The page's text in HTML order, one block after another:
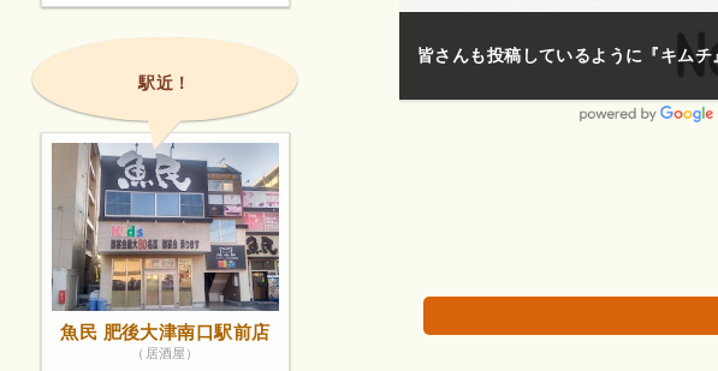
も少ないですね。
保護されている場合があります。
キムチおいしかったです。
駅近！
魚民 肥後大津南口駅前店
（居酒屋）